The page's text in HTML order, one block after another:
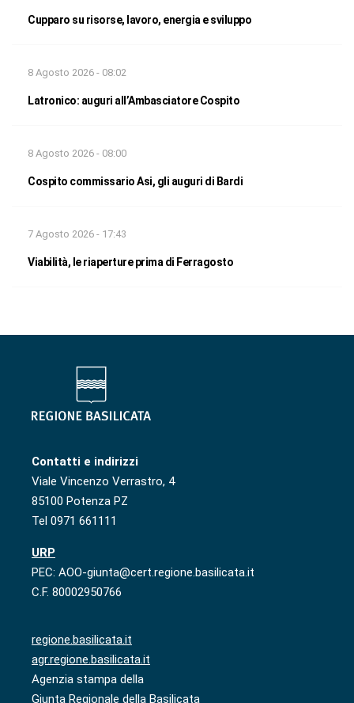
Cupparo su risorse, lavoro, energia e sviluppo
8 Agosto 2026 - 08:02
Latronico: auguri all’Ambasciatore Cospito
8 Agosto 2026 - 08:00
Cospito commissario Asi, gli auguri di Bardi
7 Agosto 2026 - 17:43
Viabilità, le riaperture prima di Ferragosto
Contatti e indirizzi
Viale Vincenzo Verrastro, 4
85100 Potenza PZ
Tel 0971 661111
URP
PEC: AOO-giunta@cert.regione.basilicata.it
C.F. 80002950766
regione.basilicata.it
agr.regione.basilicata.it
Agenzia stampa della
Giunta Regionale della Basilicata